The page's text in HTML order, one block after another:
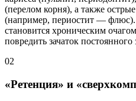
(перелом корня), а также
(например, периостит — флюс).
становится хроническим
повредить зачаток постоянного
02
«Ретенция» и